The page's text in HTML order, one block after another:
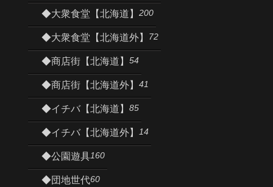
◆大衆食堂【北海道】 200
◆大衆食堂【北海道外】 72
◆商店街【北海道】 54
◆商店街【北海道外】 41
◆イチバ【北海道】 85
◆イチバ【北海道外】 14
◆公園遊具160
◆団地世代60